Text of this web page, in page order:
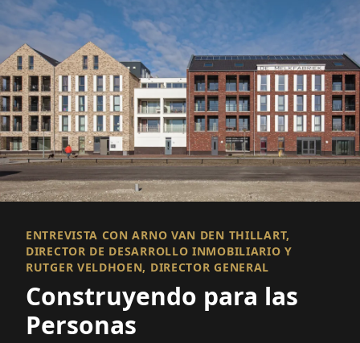
ENTREVISTA CON ARNO VAN DEN THILLART,
DIRECTOR DE DESARROLLO INMOBILIARIO Y
RUTGER VELDHOEN, DIRECTOR GENERAL
Construyendo para las
Personas